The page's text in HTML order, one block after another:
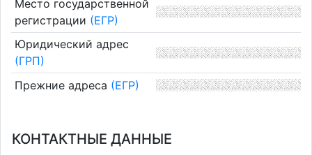
Место государственной
регистрации (ЕГР)
Юридический адрес
(ГРП)
Прежние адреса (ЕГР)
КОНТАКТНЫЕ ДАННЫЕ